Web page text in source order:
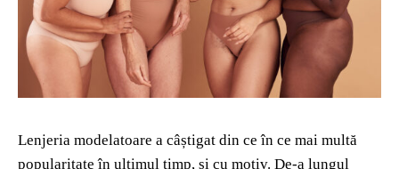
Lenjeria modelatoare a câștigat din ce în ce mai multă
popularitate în ultimul timp, și cu motiv. De-a lungul